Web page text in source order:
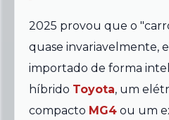
2025 provou que o
quase invariavelmente,
importado de forma
híbrido Toyota, um
compacto MG4 ou um